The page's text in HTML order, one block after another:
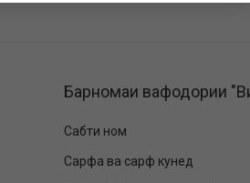
Барномаи вафодории
Сабти ном
Сарфа ва сарф кунед